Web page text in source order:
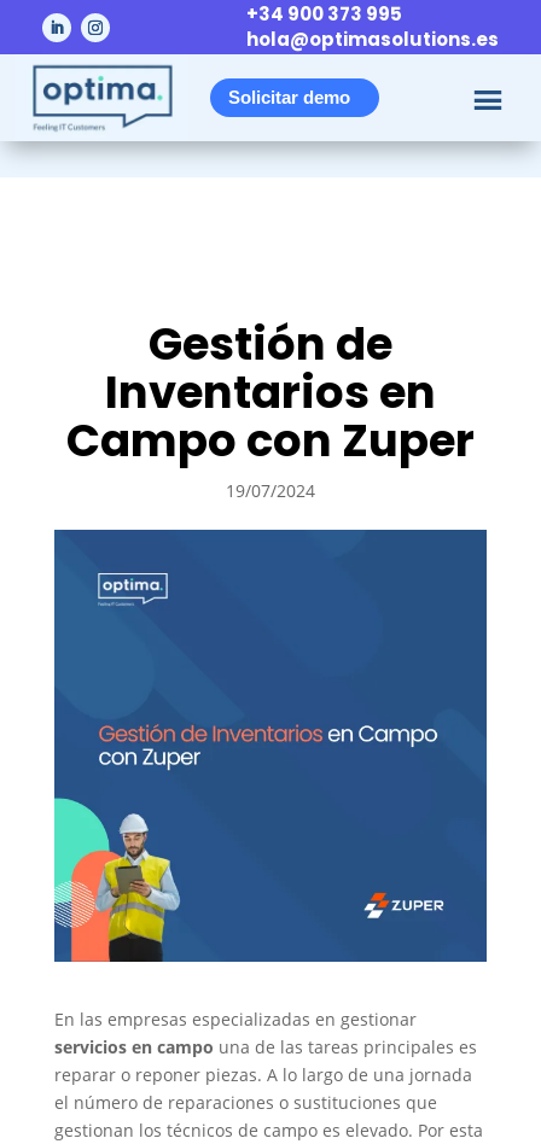
+34 900 373 995
hola@optimasolutions.es
Solicitar demo
Gestión de
Inventarios en
Campo con Zuper
19/07/2024
En las empresas especializadas en gestionar
servicios en campo una de las tareas principales es
reparar o reponer piezas. A lo largo de una jornada
el número de reparaciones o sustituciones que
gestionan los técnicos de campo es elevado. Por esta